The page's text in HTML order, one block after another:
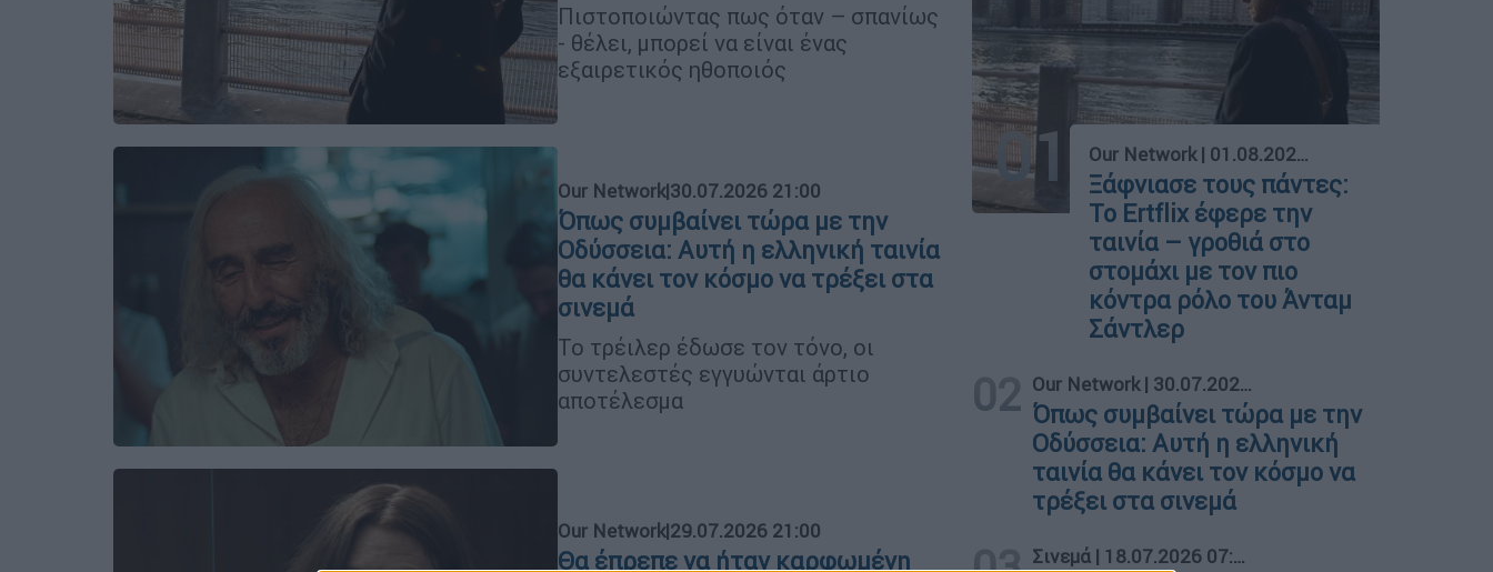
Πιστοποιώντας πως όταν – σπανίως
- θέλει, μπορεί να είναι ένας
εξαιρετικός ηθοποιός
Our Network|30.07.2026 21:00
Όπως συμβαίνει τώρα με την
Οδύσσεια: Αυτή η ελληνική ταινία
θα κάνει τον κόσμο να τρέξει στα
σινεμά
Το τρέιλερ έδωσε τον τόνο, οι
συντελεστές εγγυώνται άρτιο
αποτέλεσμα
Our Network|29.07.2026 21:00
Θα έπρεπε να ήταν καρφωμένη
01 Our Network| 01.08.2026 21:00
Ξάφνιασε τους πάντες:
Το Ertflix έφερε την
ταινία – γροθιά στο
στομάχι με τον πιο
κόντρα ρόλο του Άνταμ
Σάντλερ
02 Our Network| 30.07.2026 21:00
Όπως συμβαίνει τώρα με την
Οδύσσεια: Αυτή η ελληνική
ταινία θα κάνει τον κόσμο να
τρέξει στα σινεμά
Σινεμά | 18.07.2026 07:59